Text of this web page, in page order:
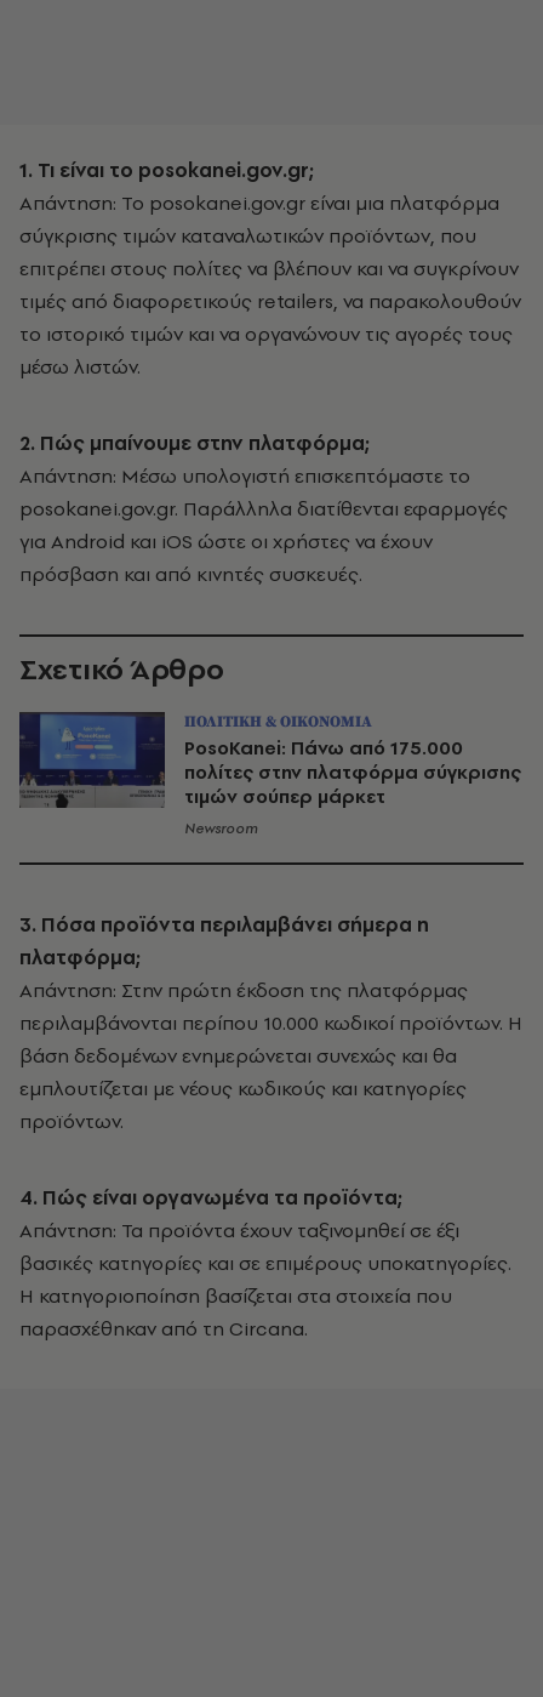
1. Τι είναι το posokanei.gov.gr;
Απάντηση: Το posokanei.gov.gr είναι μια πλατφόρμα
σύγκρισης τιμών καταναλωτικών προϊόντων, που
επιτρέπει στους πολίτες να βλέπουν και να συγκρίνουν
τιμές από διαφορετικούς retailers, να παρακολουθούν
το ιστορικό τιμών και να οργανώνουν τις αγορές τους
μέσω λιστών.
2. Πώς μπαίνουμε στην πλατφόρμα;
Απάντηση: Μέσω υπολογιστή επισκεπτόμαστε το
posokanei.gov.gr. Παράλληλα διατίθενται εφαρμογές
για Android και iOS ώστε οι χρήστες να έχουν
πρόσβαση και από κινητές συσκευές.
Σχετικό Άρθρο
ΠΟΛΙΤΙΚΗ & ΟΙΚΟΝΟΜΙΑ
PosoKanei: Πάνω από 175.000
πολίτες στην πλατφόρμα σύγκρισης
τιμών σούπερ μάρκετ
Newsroom
3. Πόσα προϊόντα περιλαμβάνει σήμερα η
πλατφόρμα;
Απάντηση: Στην πρώτη έκδοση της πλατφόρμας
περιλαμβάνονται περίπου 10.000 κωδικοί προϊόντων. Η
βάση δεδομένων ενημερώνεται συνεχώς και θα
εμπλουτίζεται με νέους κωδικούς και κατηγορίες
προϊόντων.
4. Πώς είναι οργανωμένα τα προϊόντα;
Απάντηση: Τα προϊόντα έχουν ταξινομηθεί σε έξι
βασικές κατηγορίες και σε επιμέρους υποκατηγορίες.
Η κατηγοριοποίηση βασίζεται στα στοιχεία που
παρασχέθηκαν από τη Circana.